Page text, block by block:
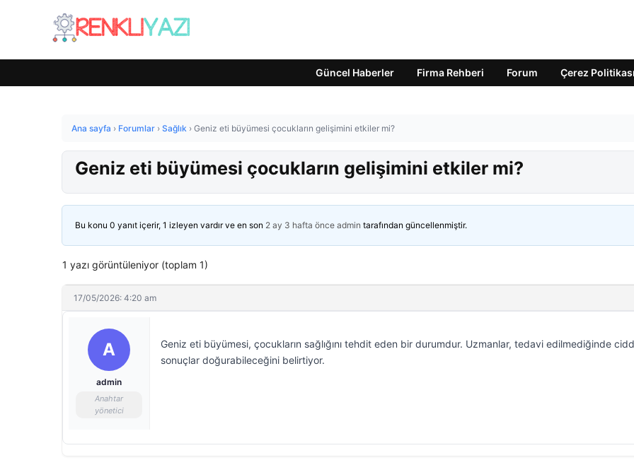
Güncel Haberler Firma Rehberi Forum Çerez Politikası
Ana sayfa › Forumlar › Sağlık › Geniz eti büyümesi çocukların gelişimini etkiler mi?
Geniz eti büyümesi çocukların gelişimini etkiler mi?
Bu konu 0 yanıt içerir, 1 izleyen vardır ve en son 2 ay 3 hafta önce admin tarafından güncellenmiştir.
1 yazı görüntüleniyor (toplam 1)
17/05/2026: 4:20 am
A
admin
Anahtar
yönetici
Geniz eti büyümesi, çocukların sağlığını tehdit eden bir durumdur. Uzmanlar, tedavi edilmediğinde
sonuçlar doğurabileceğini belirtiyor.